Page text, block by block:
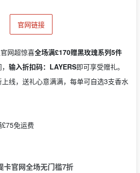
官网链接
网超惊喜全场满£170赠黑玫瑰系列5件
输入折扣码：LAYERS即可享受赠礼。
线，送礼心意满满，每单可自选3支香水
免运费
卡官网全场无门槛7折